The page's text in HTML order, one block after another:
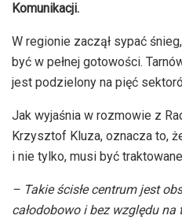
Komunikacji.
W regionie zaczął sypać
być w pełnej gotowości.
jest podzielony na pięć
Jak wyjaśnia w rozmowie z
Krzysztof Kluza, oznacza to,
i nie tylko, musi być
– Takie ścisłe centrum jest
całodobowo i bez względu na